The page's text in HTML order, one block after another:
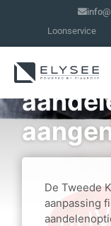
Loonservice
regeling
De Tweede
aanpassing